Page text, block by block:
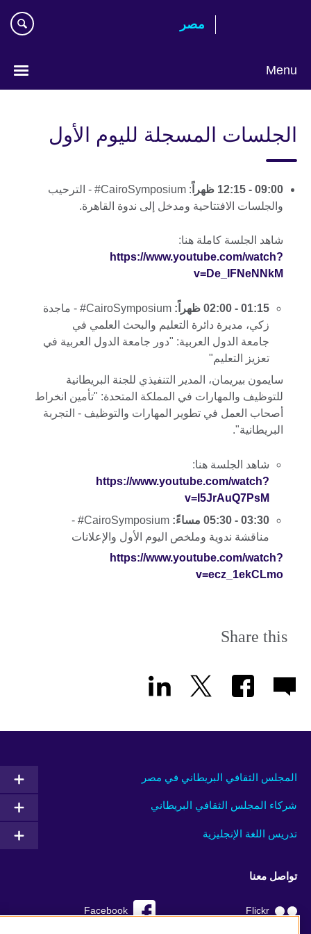
مصر‎
Menu
الجلسات المسجلة لليوم الأول
09:00 - 12:15 ظهراً
: CairoSymposium# - الترحيب
والجلسات الافتتاحية ومدخل إلى ندوة القاهرة.
شاهد الجلسة كاملة هنا:
https://www.youtube.com/watch?
v=De_IFNeNNkM
01:15 - 02:00 ظهراً:
CairoSymposium# - ماجدة
زكي، مديرة دائرة التعليم والبحث العلمي في
جامعة الدول العربية: "دور جامعة الدول العربية في
تعزيز التعليم"
سايمون بيريمان، المدير التنفيذي للجنة البريطانية
للتوظيف والمهارات في المملكة المتحدة: "تأمين انخراط
أصحاب العمل في تطوير المهارات والتوظيف - التجربة
البريطانية".
شاهد الجلسة هنا:
https://www.youtube.com/watch?
v=I5JrAuQ7PsM
03:30 - 05:30 مساءً:
CairoSymposium# -
مناقشة ندوية وملخص اليوم الأول والإعلانات
https://www.youtube.com/watch?
v=ecz_1ekCLmo
Share this
المجلس الثقافي البريطاني في مصر
شركاء المجلس الثقافي البريطاني
تدريس اللغة الإنجليزية
تواصل معنا
Facebook Flickr